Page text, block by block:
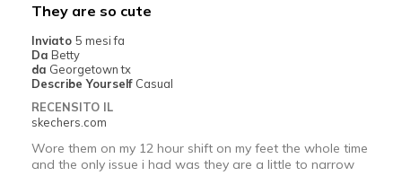
Going Out
Sizing
Feels half size too small
They are so cute
Inviato 5 mesi fa
Da Betty
da Georgetown tx
Describe Yourself Casual
RECENSITO IL
skechers.com
Wore them on my 12 hour shift on my feet the whole time
and the only issue i had was they are a little to narrow